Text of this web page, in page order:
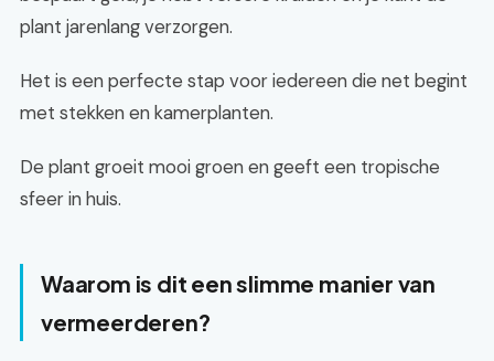
plant jarenlang verzorgen.
Het is een perfecte stap voor iedereen die net begint
met stekken en kamerplanten.
De plant groeit mooi groen en geeft een tropische
sfeer in huis.
Waarom is dit een slimme manier van
vermeerderen?